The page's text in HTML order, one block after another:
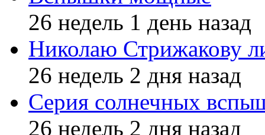
26 недель 1 день назад
Николаю Стрижакову
26 недель 2 дня назад
Серия солнечных
26 недель 2 дня назад